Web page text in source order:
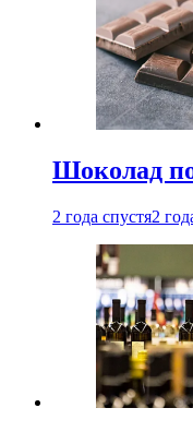
Шоколад
2 года спустя2